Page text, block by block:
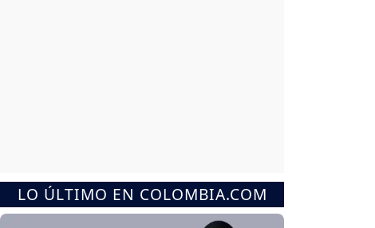
LO ÚLTIMO EN COLOMBIA.COM